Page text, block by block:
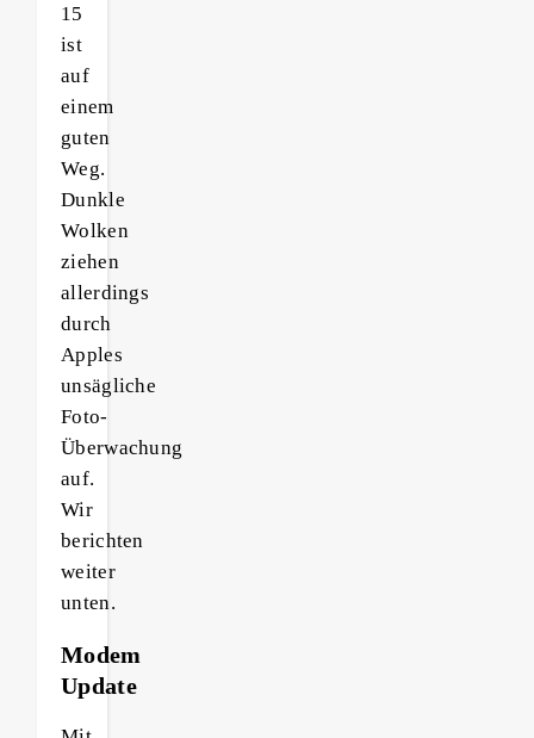
15
ist
auf
einem
guten
Weg.
Dunkle
Wolken
ziehen
allerdings
durch
Apples
unsägliche
Foto-
Überwachung
auf.
Wir
berichten
weiter
unten.
Modem
Update